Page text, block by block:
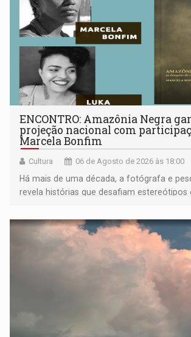
ENCONTRO: Amazônia Negra
projeção nacional com
Marcela Bonfim
Cultura 06 de Agosto de 2026 às 18:00
Há mais de uma década, a fotógrafa e
revela histórias que desafiam estereótipos
negras